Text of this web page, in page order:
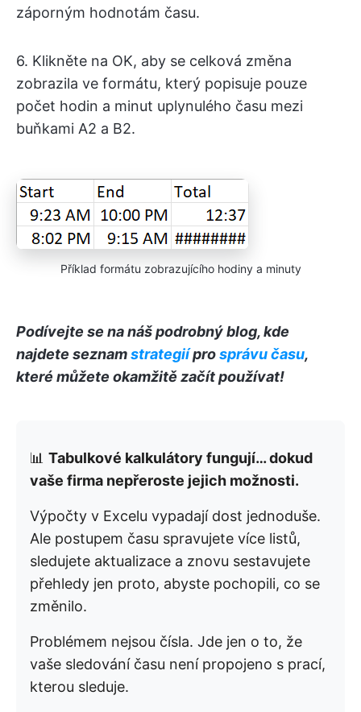
záporným hodnotám času.
6. Klikněte na OK, aby se celková změna
zobrazila ve formátu, který popisuje pouze
počet hodin a minut uplynulého času mezi
buňkami A2 a B2.
Příklad formátu zobrazujícího hodiny a minuty
Podívejte se na náš podrobný blog, kde
najdete seznamstrategiíprosprávu času,
které můžete okamžitě začít používat!
📊 Tabulkové kalkulátory fungují… dokud
vaše firma nepřeroste jejich možnosti.
Výpočty v Excelu vypadají dost jednoduše.
Ale postupem času spravujete více listů,
sledujete aktualizace a znovu sestavujete
přehledy jen proto, abyste pochopili, co se
změnilo.
Problémem nejsou čísla. Jde jen o to, že
vaše sledování času není propojeno s prací,
kterou sleduje.